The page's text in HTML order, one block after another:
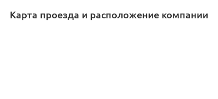
Карта проезда и расположение компании